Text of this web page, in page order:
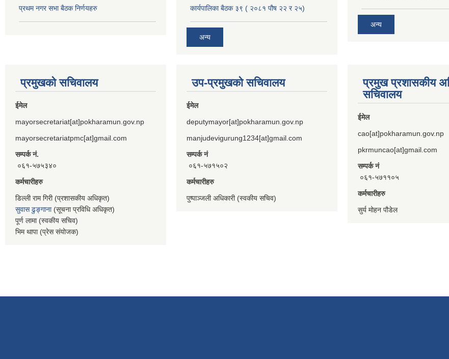
प्रथम नगर सभा बैठक निर्णयहरु कार्यपालिका बैठक ३९ ( २०८१ पौष २२ र २५)
अन्य
अन्य
प्रमुखको सचिवालय
ईमेल
mayorsecretariat[at]pokharamun.gov.np
mayorsecretariatpmc[at]gmail.com
सम्पर्क नं.
०६१-५७५३४०
कर्मचारीहरु
डिल्ली राम गिरी (प्रशासकीय अधिकृत)
सुवास ढुङ्गाना(सूचना प्रविधि अधिकृत)
पूर्ण लामा (स्वकीय सचिव)
भिम थापा (प्रेस संयोजक)
उप-प्रमुखको सचिवालय
ईमेल
deputymayor[at]pokharamun.gov.np
manjudevigurung1234[at]gmail.com
सम्पर्क नं
०६१-५७१५०२
कर्मचारीहरु
पुष्पाञ्जली अधिकारी (स्वकीय सचिव)
प्रमुख प्रशासकीय
सचिवालय
ईमेल
cao[at]pokharamun.gov.np
pkrmuncao[at]gmail.com
सम्पर्क नं
०६१-५७११०५
कर्मचारीहरु
सुर्य मोहन पौडेल